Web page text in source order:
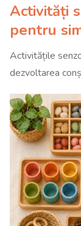
Activități
pentru
Activitățile
dezvoltarea